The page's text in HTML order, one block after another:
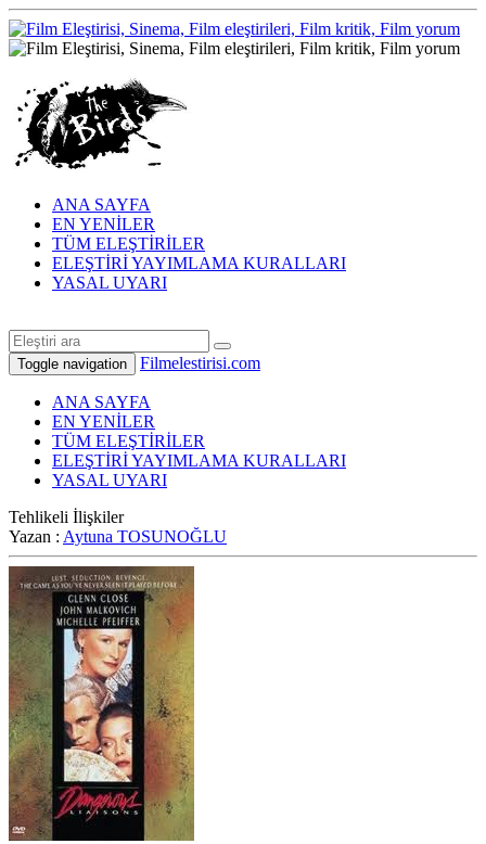
ANA SAYFA
EN YENİLER
TÜM ELEŞTİRİLER
ELEŞTİRİ YAYIMLAMA KURALLARI
YASAL UYARI
Toggle navigation Filmelestirisi.com
ANA SAYFA
EN YENİLER
TÜM ELEŞTİRİLER
ELEŞTİRİ YAYIMLAMA KURALLARI
YASAL UYARI
Tehlikeli İlişkiler
Yazan : Aytuna TOSUNOĞLU